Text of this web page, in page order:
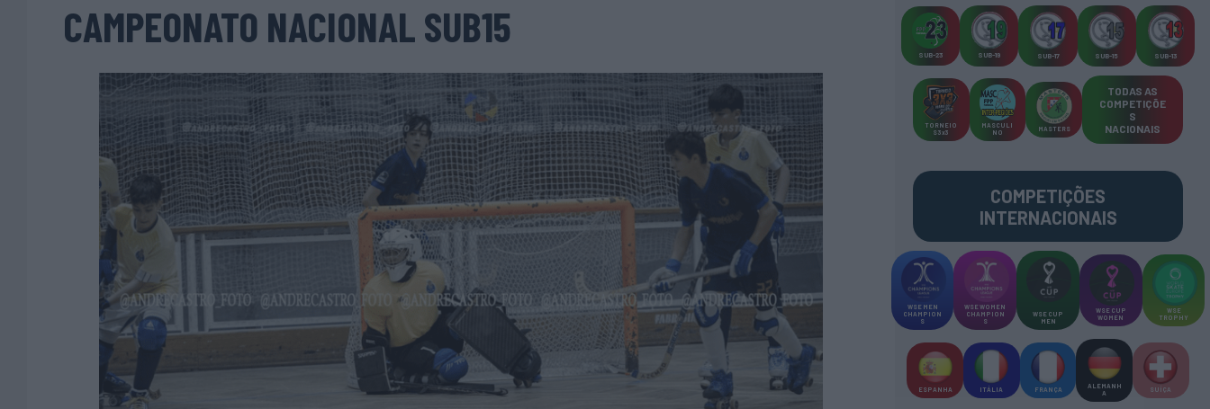
CAMPEONATO NACIONAL SUB15
SUB-23 SUB-19 SUB-17 SUB-15 SUB-13
TORNEIO
S 3x3
MASCULI
NO
MASTERS
TODAS AS
COMPETIÇÕE
S
NACIONAIS
COMPETIÇÕES
INTERNACIONAIS
WSE MEN
CHAMPION
S
WSE WOMEN
CHAMPION
S
WSE CUP
MEN
WSE CUP
WOMEN
WSE
TROPHY
ESPANHA ITÁLIA FRANÇA
ALEMANH
A
SUÍÇA